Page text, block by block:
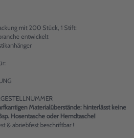
mit 200 Stück, 1 Stift:
entwickelt
Materialüberstände: hinterlässt keine
Hosentasche oder Hemdtasche!
& abriebfest beschriftbar !